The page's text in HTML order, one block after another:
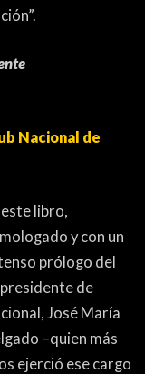
Nacional de
este libro,
y con un
prólogo del
de
José María
–quien más
ejerció ese cargo